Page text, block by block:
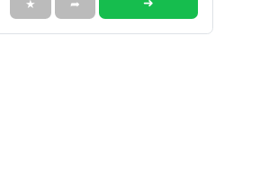
★ ➦ ➜